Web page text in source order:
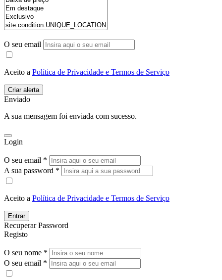
O seu email
Aceito a Política de Privacidade e Termos de Serviço
Enviado
A sua mensagem foi enviada com sucesso.
Login
O seu email *
A sua password *
Aceito a Política de Privacidade e Termos de Serviço
Entrar
Recuperar Password
Registo
O seu nome *
O seu email *